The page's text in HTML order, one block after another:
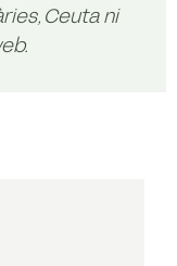
Ceuta ni